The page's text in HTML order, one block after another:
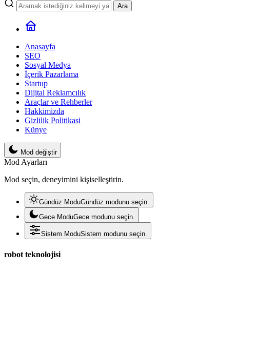
Ara
Anasayfa
SEO
Sosyal Medya
İçerik Pazarlama
Startup
Dijital Reklamcılık
Araçlar ve Rehberler
Hakkimizda
Gizlilik Politikasi
Künye
Mod değiştir
Mod Ayarları
Mod seçin, deneyimini kişiselleştirin.
Gündüz ModuGündüz modunu seçin.
Gece ModuGece modunu seçin.
Sistem ModuSistem modunu seçin.
robot teknolojisi